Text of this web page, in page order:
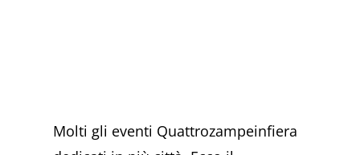
Molti gli eventi Quattrozampeinfiera